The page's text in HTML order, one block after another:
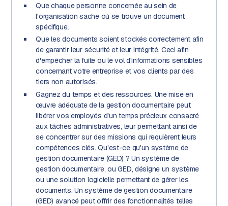
Que chaque personne concernée au sein de
l'organisation sache où se trouve un document
spécifique.
Que les documents soient stockés correctement afin
de garantir leur sécurité et leur intégrité. Ceci afin
d'empêcher la fuite ou le vol d'informations sensibles
concernant votre entreprise et vos clients par des
tiers non autorisés.
Gagnez du temps et des ressources. Une mise en
œuvre adéquate de la gestion documentaire peut
libérer vos employés d'un temps précieux consacré
aux tâches administratives, leur permettant ainsi de
se concentrer sur des missions qui requièrent leurs
compétences clés. Qu'est-ce qu'un système de
gestion documentaire (GED) ? Un système de
gestion documentaire, ou GED, désigne un système
ou une solution logicielle permettant de gérer les
documents. Un système de gestion documentaire
(GED) avancé peut offrir des fonctionnalités telles